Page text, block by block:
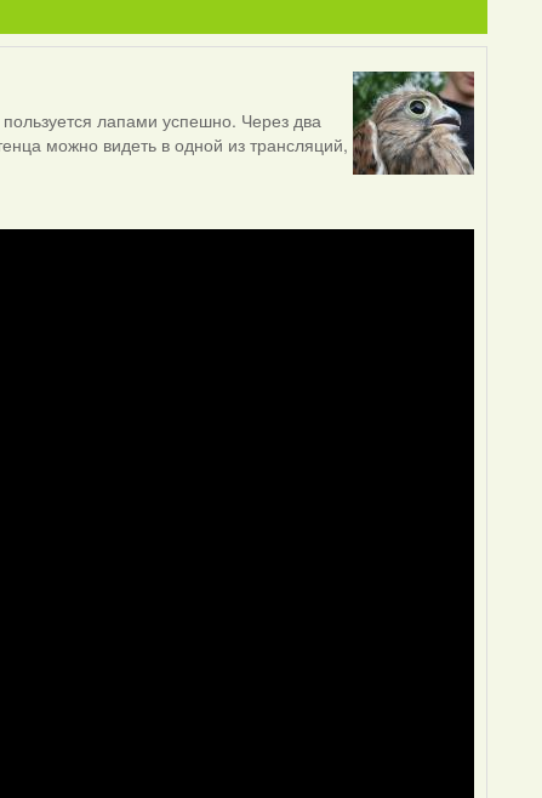
лапами успешно. Через два
можно видеть в одной из трансляций,